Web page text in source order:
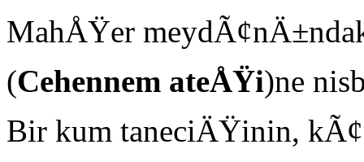
MahÅŸer
(Cehennem ateÅŸi)ne
Bir kum taneciÄŸinin,